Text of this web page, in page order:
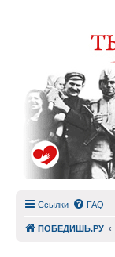
Ссылки FAQ
ПОБЕДИШЬ.РУ